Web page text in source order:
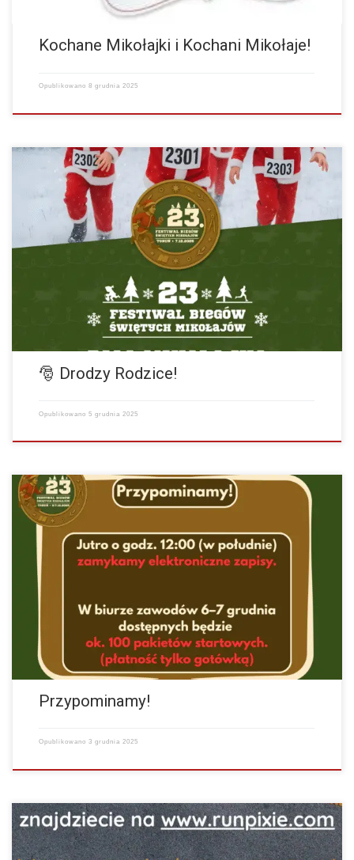
Kochane Mikołajki i Kochani Mikołaje!
Opublikowano8 grudnia 2025
Festiwal Biegów Świętych Mikołajów Zapisz się Nasze Socialmedia
Instagram Facebook Zobaczcie plakat i koniecznie przeczytajcie ważne
informacje organizacyjne dotyczące Biegu Mikołajka! 🎄 BIURO
🎅 Drodzy Rodzice!
Opublikowano5 grudnia 2025
Festiwal Biegów Świętych Mikołajów Zapisz się Nasze Socialmedia
Instagram Facebook Jutro o godz. 12:00 (w południe) zamykamy
elektroniczne zapisy. W biurze zawodów 6–7 grudnia dostępnych…
więcej
Przypominamy!
Opublikowano3 grudnia 2025